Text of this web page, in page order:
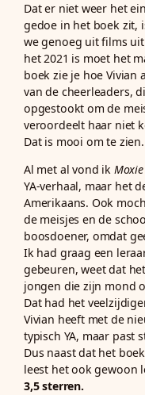
Dat er niet weer het
gedoe in het boek zit,
we genoeg uit films
het 2021 is moet het
boek zie je hoe Vivian
van de cheerleaders,
opgestookt om de
veroordeelt haar niet
Dat is mooi om te zien.
Al met al vond ik Moxie
YA-verhaal, maar het
Amerikaans. Ook
de meisjes en de
boosdoener, omdat
Ik had graag een
gebeuren, weet dat
jongen die zijn mond
Dat had het
Vivian heeft met de
typisch YA, maar past
Dus naast dat het
leest het ook gewoon
3,5 sterren.